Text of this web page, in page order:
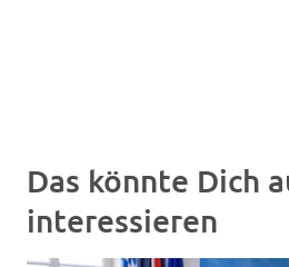
Das könnte Dich
interessieren